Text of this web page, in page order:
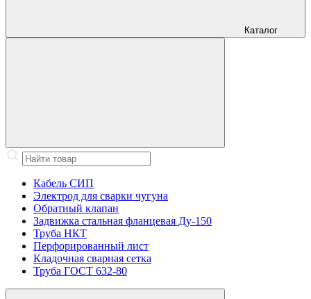
Каталог
Кабель СИП
Электрод для сварки чугуна
Обратный клапан
Задвижка стальная фланцевая Ду-150
Труба НКТ
Перфорированный лист
Кладочная сварная сетка
Труба ГОСТ 632-80